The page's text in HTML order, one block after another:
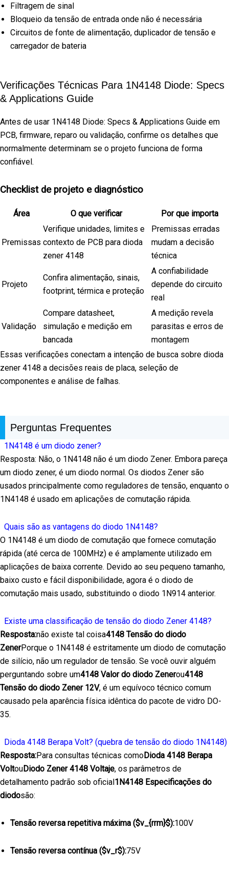
Filtragem de sinal
Bloqueio da tensão de entrada onde não é necessária
Circuitos de fonte de alimentação, duplicador de tensão e
carregador de bateria
Verificações Técnicas Para 1N4148 Diode: Specs
& Applications Guide
Antes de usar 1N4148 Diode: Specs & Applications Guide em
PCB, firmware, reparo ou validação, confirme os detalhes que
normalmente determinam se o projeto funciona de forma
confiável.
Checklist de projeto e diagnóstico
Área O que verificar Por que importa
Premissas
Verifique unidades, limites e
contexto de PCB para dioda
zener 4148
Premissas erradas
mudam a decisão
técnica
Projeto
Confira alimentação, sinais,
footprint, térmica e proteção
A confiabilidade
depende do circuito
real
Validação
Compare datasheet,
simulação e medição em
bancada
A medição revela
parasitas e erros de
montagem
Essas verificações conectam a intenção de busca sobre dioda
zener 4148 a decisões reais de placa, seleção de
componentes e análise de falhas.
Perguntas Frequentes
1N4148 é um diodo zener?
Resposta: Não, o 1N4148 não é um diodo Zener. Embora pareça
um diodo zener, é um diodo normal. Os diodos Zener são
usados principalmente como reguladores de tensão, enquanto o
1N4148 é usado em aplicações de comutação rápida.
Quais são as vantagens do diodo 1N4148?
O 1N4148 é um diodo de comutação que fornece comutação
rápida (até cerca de 100MHz) e é amplamente utilizado em
aplicações de baixa corrente. Devido ao seu pequeno tamanho,
baixo custo e fácil disponibilidade, agora é o diodo de
comutação mais usado, substituindo o diodo 1N914 anterior.
Existe uma classificação de tensão do diodo Zener 4148?
Resposta:não existe tal coisa4148 Tensão do diodo
ZenerPorque o 1N4148 é estritamente um diodo de comutação
de silício, não um regulador de tensão. Se você ouvir alguém
perguntando sobre um4148 Valor do diodo Zenerou4148
Tensão do diodo Zener 12V, é um equívoco técnico comum
causado pela aparência física idêntica do pacote de vidro DO-
35.
Dioda 4148 Berapa Volt? (quebra de tensão do diodo 1N4148)
Resposta:Para consultas técnicas comoDioda 4148 Berapa
VoltouDiodo Zener 4148 Voltaje, os parâmetros de
detalhamento padrão sob oficial 1N4148 Especificações do
diodosão:
Tensão reversa repetitiva máxima ($v_{rrm}$):100V
Tensão reversa contínua ($v_r$):75V